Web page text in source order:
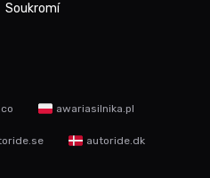
Soukromí
awariasilnika.pl
autoride.dk